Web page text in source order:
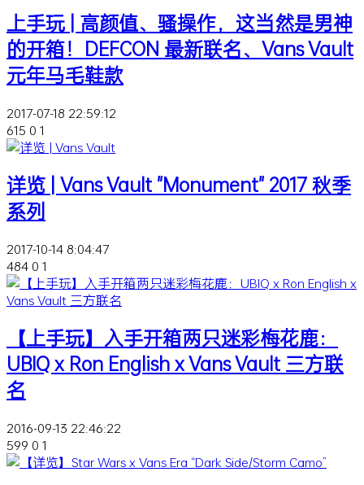
上手玩 | 高颜值、骚操作，这当然是男神
的开箱！DEFCON 最新联名、Vans Vault
元年马毛鞋款
2017-07-18 22:59:12
615 0 1
详览 | Vans Vault "Monument" 2017 秋季
系列
2017-10-14 8:04:47
484 0 1
【上手玩】入手开箱两只迷彩梅花鹿：
UBIQ x Ron English x Vans Vault 三方联
名
2016-09-13 22:46:22
599 0 1